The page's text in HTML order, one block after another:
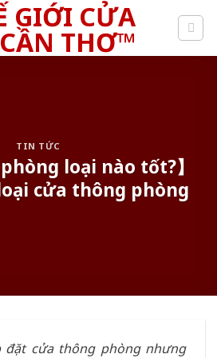
TIN TỨC
loại nào tốt?】
cửa thông phòng
đặt cửa thông phòng nhưng